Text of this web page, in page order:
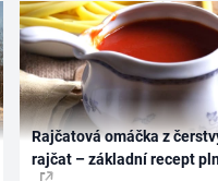
Rajčatová omáčka z
rajčat – základní recept